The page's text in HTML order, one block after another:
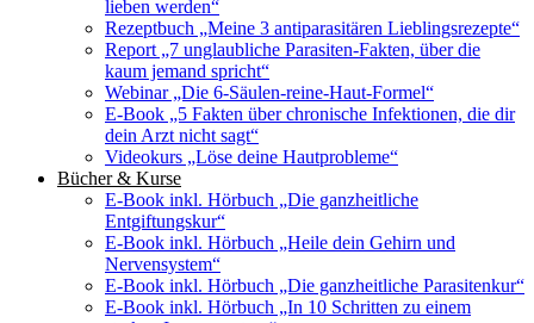
lieben werden“
Rezeptbuch „Meine 3 antiparasitären Lieblingsrezepte“
Report „7 unglaubliche Parasiten-Fakten, über die
kaum jemand spricht“
Webinar „Die 6-Säulen-reine-Haut-Formel“
E-Book „5 Fakten über chronische Infektionen, die dir
dein Arzt nicht sagt“
Videokurs „Löse deine Hautprobleme“
Bücher & Kurse
E-Book inkl. Hörbuch „Die ganzheitliche
Entgiftungskur“
E-Book inkl. Hörbuch „Heile dein Gehirn und
Nervensystem“
E-Book inkl. Hörbuch „Die ganzheitliche Parasitenkur“
E-Book inkl. Hörbuch „In 10 Schritten zu einem